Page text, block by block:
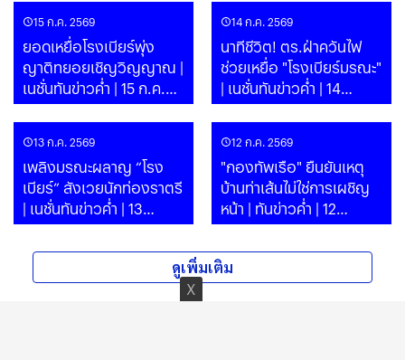
15 ก.ค. 2569
ยอดเหยื่อโรงเบียร์พุ่ง
ญาติทยอยเชิญวิญญาณ |
เนชั่นทันข่าวค่ำ | 15 ก.ค.69
| PART
14 ก.ค. 2569
นาทีชีวิต! ตร.ฝ่าควันไฟ
ช่วยเหยื่อ "โรงเบียร์มรณะ"
| เนชั่นทันข่าวค่ำ | 14
ก.ค.69 | PART
13 ก.ค. 2569
เพลิงมรณะผลาญ “โรง
เบียร์” สังเวยนักท่องราตรี
| เนชั่นทันข่าวค่ำ | 13
ก.ค.69 | PART
12 ก.ค. 2569
"กองทัพเรือ" ยืนยันเหตุ
บ้านท่าเส้นไม่ใช่การเผชิญ
หน้า | ทันข่าวค่ำ | 12
ก.ค.69
ดูเพิ่มเติม